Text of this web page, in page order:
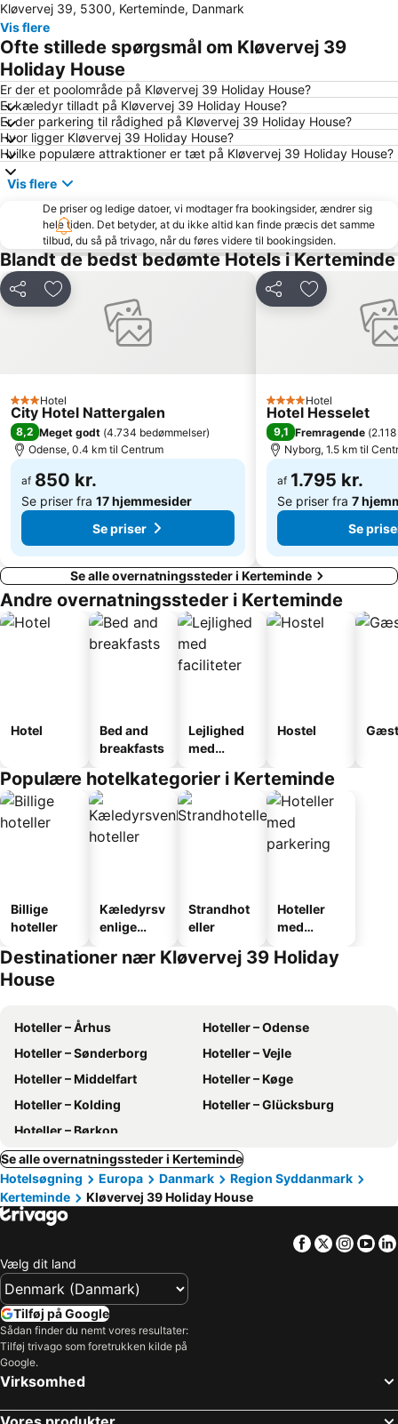
Hans Christian Andersen Airport
HC Andersen Haven - Eventyrhaven
Brandts
Tarup Center
Nordstranden
Sanct Albani Kirke
The Funen Village
Kings Garden
Funen Art Museum
Lohals Nordstrand
Spoken Word Festival
Denmark Open
Egeskov veteranmuseum
Kløvervej 39, 5300, Kerteminde, Danmark
Vis flere
Ofte stillede spørgsmål om Kløvervej 39
Holiday House
Er der et poolområde på Kløvervej 39 Holiday House?
Er kæledyr tilladt på Kløvervej 39 Holiday House?
Er der parkering til rådighed på Kløvervej 39 Holiday House?
Hvor ligger Kløvervej 39 Holiday House?
Hvilke populære attraktioner er tæt på Kløvervej 39 Holiday House?
Vis flere
De priser og ledige datoer, vi modtager fra bookingsider, ændrer sig
hele tiden. Det betyder, at du ikke altid kan finde præcis det samme
tilbud, du så på trivago, når du føres videre til bookingsiden.
Blandt de bedst bedømte Hotels i Kerteminde
Del Føj til favoritter
3 Stjerner
Hotel
City Hotel Nattergalen
8,2 Meget godt (4.734 bedømmelser)
Odense, 0.4 km til Centrum
af 850 kr.
Se priser fra 17 hjemmesider
Se priser
Del Føj til
4 Stjerner
Hotel
Hotel Hesselet
9,1 Fremragende (
Nyborg, 1.5 km til
af 1.795 kr.
Se priser fra 7
Se
Se alle overnatningssteder i Kerteminde
Andre overnatningssteder i Kerteminde
Hotel
Bed and
breakfasts
Lejlighed
med
Hostel
Populære hotelkategorier i Kerteminde
Billige
hoteller
Kæledyrsv
enlige
Strandhot
eller
Hoteller
med
Destinationer nær Kløvervej 39 Holiday
House
Hoteller – Århus
Hoteller – Odense
Hoteller – Sønderborg
Hoteller – Vejle
Hoteller – Middelfart
Hoteller – Køge
Hoteller – Kolding
Hoteller – Glücksburg
Hoteller – Børkop
Se alle overnatningssteder i Kerteminde
Hotelsøgning
Europa Danmark
Region Syddanmark
Kerteminde
Kløvervej 39 Holiday House
Facebook
Twitter
Vælg dit land
Tilføj på Google
Sådan finder du nemt vores resultater:
Tilføj trivago som foretrukken kilde på
Google.
Virksomhed